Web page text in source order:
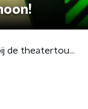
Ruben was aanwezig bij de theatertournee van Typhoon!